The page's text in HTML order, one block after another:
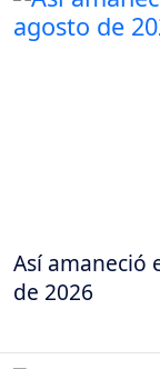
Así amaneció
de 2026